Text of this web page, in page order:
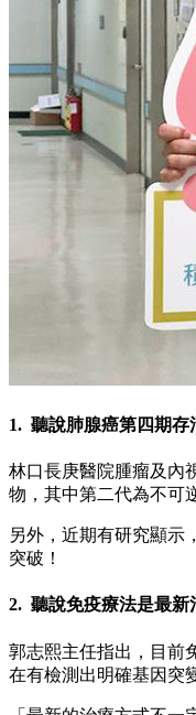
1. 聽說肺腺癌第四期存
林口長庚醫院腫瘤及內
物，其中第二代為不可
另外，近期有研究顯示
突破！
2. 聽說免疫療法是最新
郭志熙主任指出，目前
在有檢測出明確基因突